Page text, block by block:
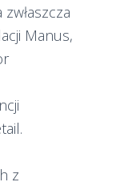
Manus,
z